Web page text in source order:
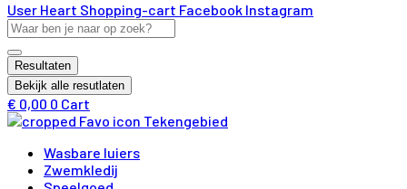
User Heart Shopping-cart Facebook Instagram
Search
...
Resultaten
Bekijk alle resutlaten
€ 0,00 0 Cart
Wasbare luiers
Zwemkledij